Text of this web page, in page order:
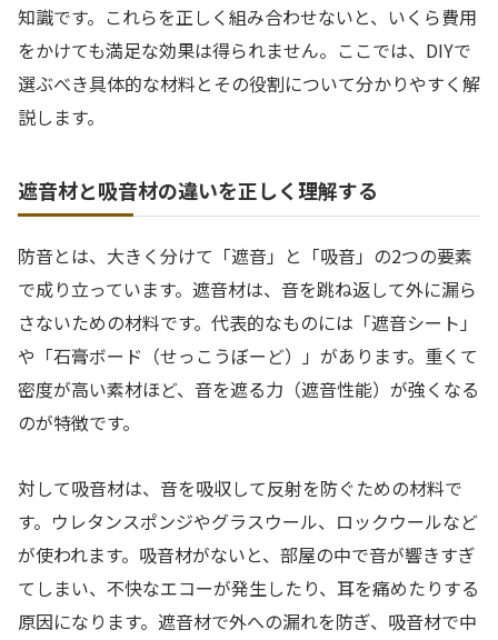
知識です。これらを正しく組み合わせないと、いくら費用
をかけても満足な効果は得られません。ここでは、DIYで
選ぶべき具体的な材料とその役割について分かりやすく解
説します。
遮音材と吸音材の違いを正しく理解する
防音とは、大きく分けて「遮音」と「吸音」の2つの要素
で成り立っています。遮音材は、音を跳ね返して外に漏ら
さないための材料です。代表的なものには「遮音シート」
や「石膏ボード（せっこうぼーど）」があります。重くて
密度が高い素材ほど、音を遮る力（遮音性能）が強くなる
のが特徴です。
対して吸音材は、音を吸収して反射を防ぐための材料で
す。ウレタンスポンジやグラスウール、ロックウールなど
が使われます。吸音材がないと、部屋の中で音が響きすぎ
てしまい、不快なエコーが発生したり、耳を痛めたりする
原因になります。遮音材で外への漏れを防ぎ、吸音材で中